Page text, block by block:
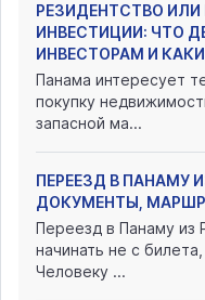
РЕЗИДЕНТСТВО
ИНВЕСТИЦИИ: ЧТО
ИНВЕСТОРАМ И
Панама интересует
покупку
запасной ма...
ПЕРЕЕЗД В ПАНАМУ
ДОКУМЕНТЫ,
Переезд в Панаму из
начинать не с
Человеку ...